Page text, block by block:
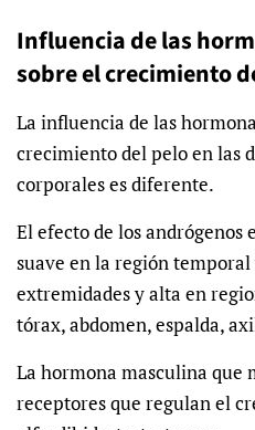
Influencia de las
sobre el crecimiento
La influencia de las
crecimiento del pelo en las
corporales es diferente.
El efecto de los andrógenos
suave en la región
extremidades y alta en
tórax, abdomen, espalda,
La hormona masculina que
receptores que regulan el